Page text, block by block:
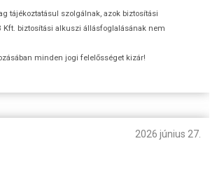
tájékoztatásul szolgálnak, azok biztosítási
Kft. biztosítási alkuszi állásfoglalásának nem
minden jogi felelősséget kizár!
2026 június 27.